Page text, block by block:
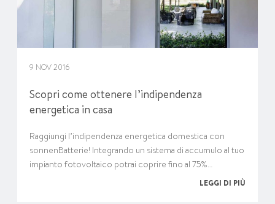
9 NOV 2016
Scopri come ottenere l’indipendenza
energetica in casa
Raggiungi l’indipendenza energetica domestica con
sonnenBatterie! Integrando un sistema di accumulo al tuo
impianto fotovoltaico potrai coprire fino al 75%…
LEGGI DI PIÙ